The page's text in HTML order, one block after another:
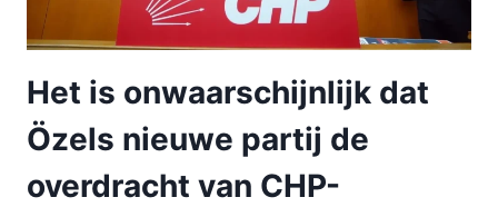
Het is onwaarschijnlijk dat
Özels nieuwe partij de
overdracht van CHP-